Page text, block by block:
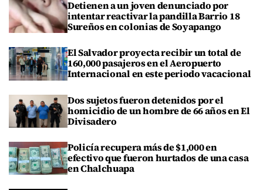
Detienen a un joven denunciado por
intentar reactivar la pandilla Barrio 18
Sureños en colonias de Soyapango
El Salvador proyecta recibir un total de
160,000 pasajeros en el Aeropuerto
Internacional en este periodo vacacional
Dos sujetos fueron detenidos por el
homicidio de un hombre de 66 años en El
Divisadero
Policía recupera más de $1,000 en
efectivo que fueron hurtados de una casa
en Chalchuapa